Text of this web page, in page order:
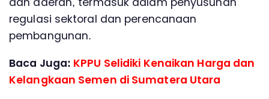
regulasi sektoral dan perencanaan
pembangunan.
Baca Juga: KPPU Selidiki Kenaikan Harga dan
Kelangkaan Semen di Sumatera Utara